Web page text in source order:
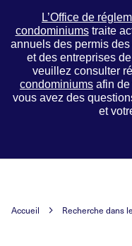
Accueil Recherche dans
L’Office de
condominiumstraite
annuels des permis
et des entreprises
veuillez consulter
condominiums afin de
vous avez des
et